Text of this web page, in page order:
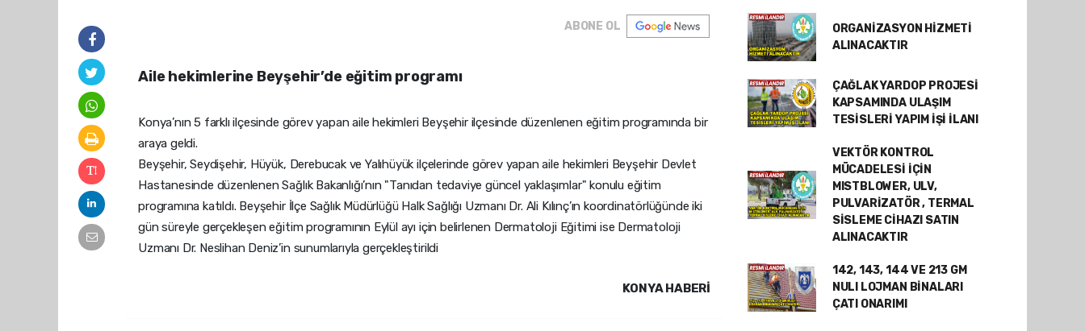
ABONE OL
Aile hekimlerine Beyşehir’de eğitim programı
Konya’nın 5 farklı ilçesinde görev yapan aile hekimleri Beyşehir ilçesinde düzenlenen eğitim programında bir
araya geldi.
Beyşehir, Seydişehir, Hüyük, Derebucak ve Yalıhüyük ilçelerinde görev yapan aile hekimleri Beyşehir Devlet
Hastanesinde düzenlenen Sağlık Bakanlığı’nın "Tanıdan tedaviye güncel yaklaşımlar" konulu eğitim
programına katıldı. Beyşehir İlçe Sağlık Müdürlüğü Halk Sağlığı Uzmanı Dr. Ali Kılınç’ın koordinatörlüğünde iki
gün süreyle gerçekleşen eğitim programının Eylül ayı için belirlenen Dermatoloji Eğitimi ise Dermatoloji
Uzmanı Dr. Neslihan Deniz’in sunumlarıyla gerçekleştirildi
KONYA HABERİ
ORGANİZASYON HİZMETİ
ALINACAKTIR
ÇAĞLAK YARDOP PROJESİ
KAPSAMINDA ULAŞIM
TESİSLERİ YAPIM İŞİ İLANI
VEKTÖR KONTROL
MÜCADELESİ İÇİN
MISTBLOWER, ULV,
PULVARİZATÖR , TERMAL
SİSLEME CİHAZI SATIN
ALINACAKTIR
142, 143, 144 VE 213 GM
NULI LOJMAN BİNALARI
ÇATI ONARIMI